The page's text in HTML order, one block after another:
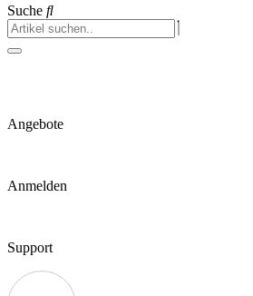
Suche
Angebote
Anmelden
Support